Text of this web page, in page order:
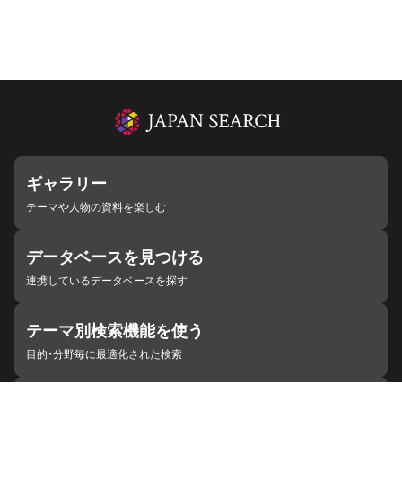
ギャラリー
テーマや人物の資料を楽しむ
データベースを見つける
連携しているデータベースを探す
テーマ別検索機能を使う
目的・分野毎に最適化された検索